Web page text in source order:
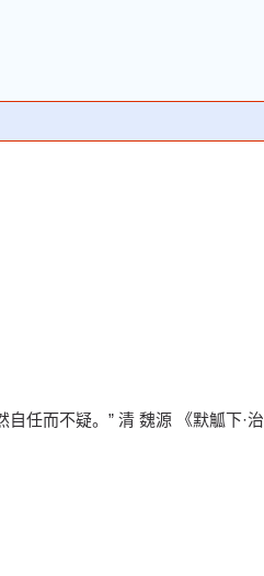
任而不疑。” 清 魏源 《默觚下·治